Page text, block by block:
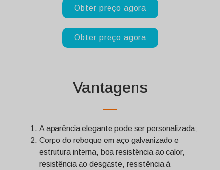
Obter preço agora
Obter preço agora
Vantagens
A aparência elegante pode ser personalizada;
Corpo do reboque em aço galvanizado e
estrutura interna, boa resistência ao calor,
resistência ao desgaste, resistência à